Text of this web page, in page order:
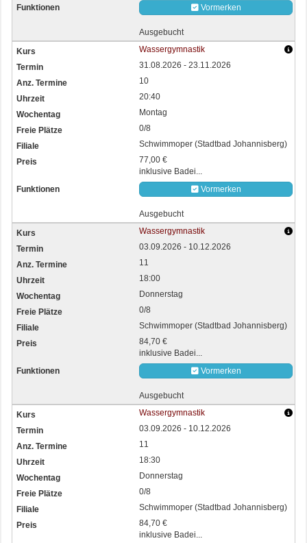
Vormerken
Ausgebucht
Wassergymnastik
31.08.2026 - 23.11.2026
10
20:40
Montag
0/8
Schwimmoper (Stadtbad Johannisberg)
77,00 €
inklusive Badei...
Vormerken
Ausgebucht
Wassergymnastik
03.09.2026 - 10.12.2026
11
18:00
Donnerstag
0/8
Schwimmoper (Stadtbad Johannisberg)
84,70 €
inklusive Badei...
Vormerken
Ausgebucht
Wassergymnastik
03.09.2026 - 10.12.2026
11
18:30
Donnerstag
0/8
Schwimmoper (Stadtbad Johannisberg)
84,70 €
inklusive Badei...